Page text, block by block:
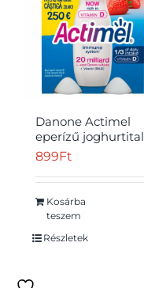
Danone Actimel
eperízű joghurtital
4 x 100 g (400 g)
899Ft
Kosárba
teszem
Részletek